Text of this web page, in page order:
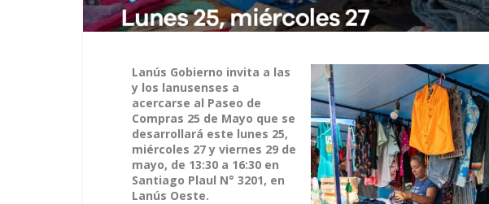
Lanús Gobierno invita a las
y los lanusenses a
acercarse al Paseo de
Compras 25 de Mayo que se
desarrollará este lunes 25,
miércoles 27 y viernes 29 de
mayo, de 13:30 a 16:30 en
Santiago Plaul N° 3201, en
Lanús Oeste.